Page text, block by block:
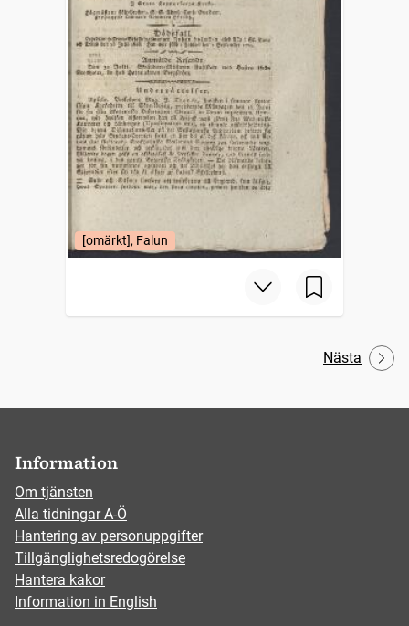
[omärkt], Falun
Nästa
Information
Om tjänsten
Alla tidningar A-Ö
Hantering av personuppgifter
Tillgänglighetsredogörelse
Hantera kakor
Information in English